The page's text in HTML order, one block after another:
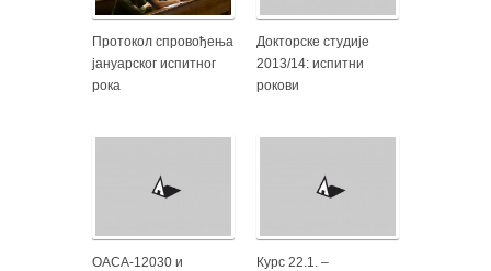
Протокол спровођења
јануарског испитног
рока
Докторске студије
2013/14: испитни
рокови
ОАСА-12030 и
Курс 22.1. –